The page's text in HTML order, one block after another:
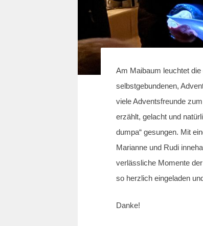
Am Maibaum leuchtet
selbstgebundenen,
viele Adventsfreunde
erzählt, gelacht und
dumpa“ gesungen. Mit
Marianne und Rudi
verlässliche Momente
so herzlich eingeladen
Danke!